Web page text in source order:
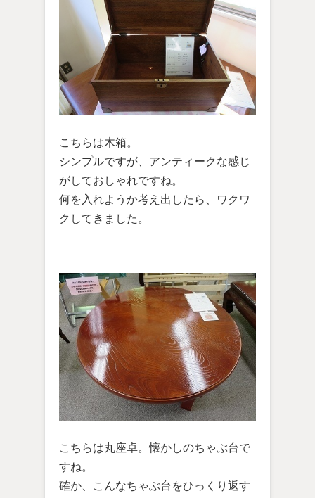
こちらは木箱。
シンプルですが、アンティークな感じ
がしておしゃれですね。
何を入れようか考え出したら、ワクワ
クしてきました。
こちらは丸座卓。懐かしのちゃぶ台で
すね。
確か、こんなちゃぶ台をひっくり返す